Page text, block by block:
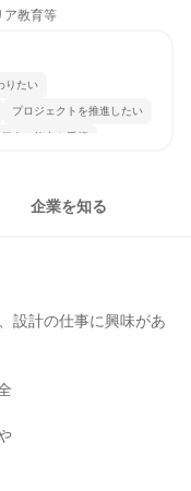
ア教育等
りたい
プロジェクトを推進したい
個人の能力を重視
企業を知る
設計の仕事に興味があ